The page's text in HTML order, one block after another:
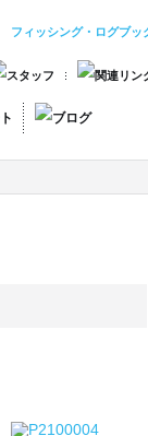
フィッシング・ログブッ